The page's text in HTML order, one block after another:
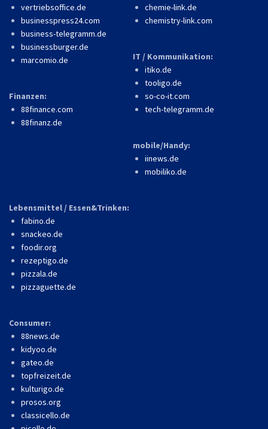
vertriebsoffice.de
businesspress24.com
business-telegramm.de
businessburger.de
marcomio.de
Finanzen:
88finance.com
88finanz.de
chemie-link.de
chemistry-link.com
IT / Kommunikation:
itiko.de
tooligo.de
so-co-it.com
tech-telegramm.de
mobile/Handy:
iinews.de
mobiliko.de
Lebensmittel / Essen&Trinken:
fabino.de
snackeo.de
foodir.org
rezeptigo.de
pizzala.de
pizzaguette.de
Consumer:
88news.de
kidyoo.de
gateo.de
topfreizeit.de
kulturigo.de
prosos.org
classicello.de